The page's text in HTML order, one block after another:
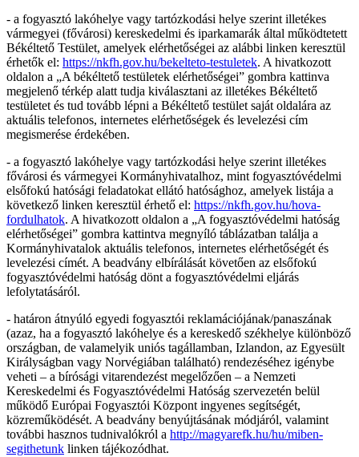
- a fogyasztó lakóhelye vagy tartózkodási helye szerint illetékes
vármegyei (fővárosi) kereskedelmi és iparkamarák által működtetett
Békéltető Testület, amelyek elérhetőségei az alábbi linken keresztül
érhetők el: https://nkfh.gov.hu/bekelteto-testuletek. A hivatkozott
oldalon a „A békéltető testületek elérhetőségei” gombra kattinva
megjelenő térkép alatt tudja kiválasztani az illetékes Békéltető
testületet és tud tovább lépni a Békéltető testület saját oldalára az
aktuális telefonos, internetes elérhetőségek és levelezési cím
megismerése érdekében.
- a fogyasztó lakóhelye vagy tartózkodási helye szerint illetékes
fővárosi és vármegyei Kormányhivatalhoz, mint fogyasztóvédelmi
elsőfokú hatósági feladatokat ellátó hatósághoz, amelyek listája a
következő linken keresztül érhető el: https://nkfh.gov.hu/hova-
fordulhatok. A hivatkozott oldalon a „A fogyasztóvédelmi hatóság
elérhetőségei” gombra kattintva megnyíló táblázatban találja a
Kormányhivatalok aktuális telefonos, internetes elérhetőségét és
levelezési címét. A beadvány elbírálását követően az elsőfokú
fogyasztóvédelmi hatóság dönt a fogyasztóvédelmi eljárás
lefolytatásáról.
- határon átnyúló egyedi fogyasztói reklamációjának/panaszának
(azaz, ha a fogyasztó lakóhelye és a kereskedő székhelye különböző
országban, de valamelyik uniós tagállamban, Izlandon, az Egyesült
Királyságban vagy Norvégiában található) rendezéséhez igénybe
veheti – a bírósági vitarendezést megelőzően – a Nemzeti
Kereskedelmi és Fogyasztóvédelmi Hatóság szervezetén belül
működő Európai Fogyasztói Központ ingyenes segítségét,
közreműködését. A beadvány benyújtásának módjáról, valamint
további hasznos tudnivalókról a http://magyarefk.hu/hu/miben-
segithetunk linken tájékozódhat.